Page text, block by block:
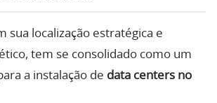
sua localização estratégica e
tem se consolidado como um
a instalação de data centers no